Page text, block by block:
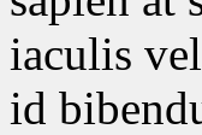
iaculis
id